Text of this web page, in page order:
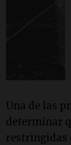
Una de las
determinar
restringidas